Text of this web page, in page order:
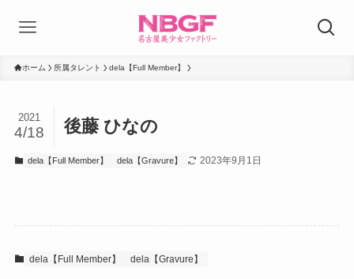
ホーム 所属タレント dela【Full Member】
後藤 ひなの
2021
4/18
dela【Full Member】 dela【Gravure】 2023年9月1日
dela【Full Member】 dela【Gravure】